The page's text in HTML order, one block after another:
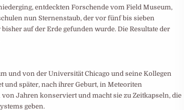
entdeckten Forschende vom Field Museum,
nun Sternenstaub, der vor fünf bis sieben
auf der Erde gefunden wurde. Die Resultate der
und von der Universität Chicago und seine Kollegen
und später, nach ihrer Geburt, in Meteoriten
Jahren konserviert und macht sie zu Zeitkapseln, die
geben.